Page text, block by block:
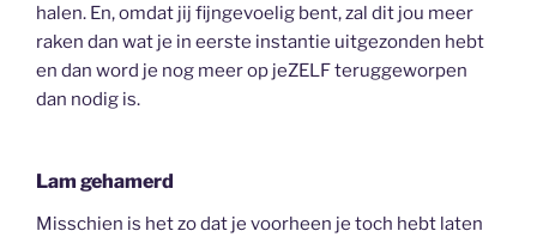
halen. En, omdat jij fijngevoelig bent, zal dit jou meer
raken dan wat je in eerste instantie uitgezonden hebt
en dan word je nog meer op jeZELF teruggeworpen
dan nodig is.
Lam gehamerd
Misschien is het zo dat je voorheen je toch hebt laten